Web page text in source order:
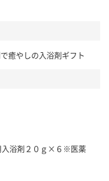
癒やしの入浴剤ギフト
入浴剤２０ｇ×６※医薬